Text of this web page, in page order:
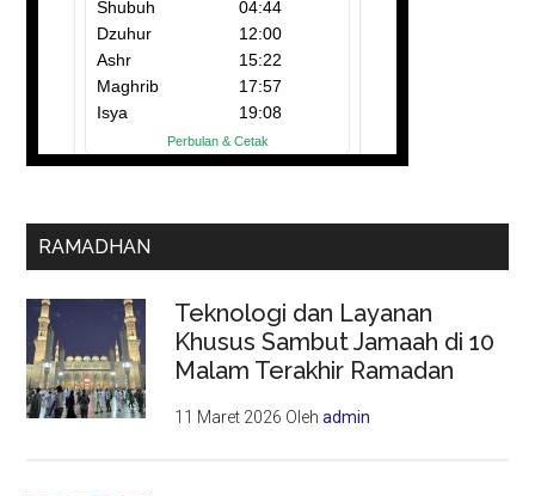
RAMADHAN
Teknologi dan Layanan
Khusus Sambut Jamaah di 10
Malam Terakhir Ramadan
11 Maret 2026 Olehadmin